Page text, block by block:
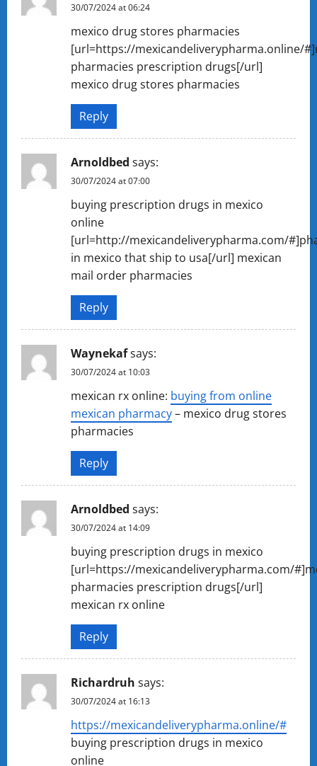
30/07/2024 at 06:24
mexico drug stores pharmacies
[url=https://mexicandeliverypharma.online/
pharmacies prescription drugs[/url]
mexico drug stores pharmacies
Reply
Arnoldbed says:
30/07/2024 at 07:00
buying prescription drugs in mexico
online
[url=http://mexicandeliverypharma.com/
in mexico that ship to usa[/url] mexican
mail order pharmacies
Reply
Waynekafsays:
30/07/2024 at 10:03
mexican rx online: buying from online
mexican pharmacy– mexico drug stores
pharmacies
Reply
Arnoldbed says:
30/07/2024 at 14:09
buying prescription drugs in mexico
[url=https://mexicandeliverypharma.com/
pharmacies prescription drugs[/url]
mexican rx online
Reply
Richardruh says:
30/07/2024 at 16:13
https://mexicandeliverypharma.online/#
buying prescription drugs in mexico
online